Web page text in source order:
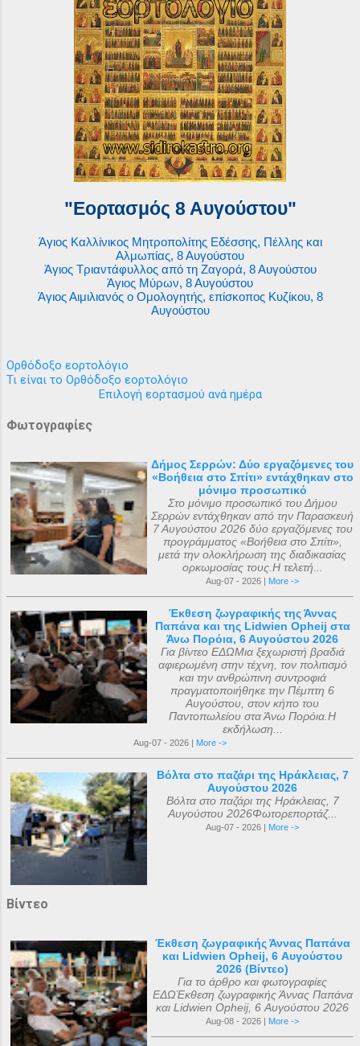
"Εορτασμός 8 Αυγούστου"
Άγιος Καλλίνικος Μητροπολίτης Εδέσσης, Πέλλης και
Αλμωπίας, 8 Αυγούστου
Άγιος Τριαντάφυλλος από τη Ζαγορά, 8 Αυγούστου
Άγιος Μύρων, 8 Αυγούστου
Άγιος Αιμιλιανός ο Ομολογητής, επίσκοπος Κυζίκου, 8
Αυγούστου
Ορθόδοξο εορτολόγιο
Τι είναι το Ορθόδοξο εορτολόγιο
Επιλογή εορτασμού ανά ημέρα
Φωτογραφίες
Δήμος Σερρών: Δύο εργαζόμενες του
«Βοήθεια στο Σπίτι» εντάχθηκαν στο
μόνιμο προσωπικό
Στο μόνιμο προσωπικό του Δήμου
Σερρών εντάχθηκαν από την Παρασκευή
7 Αυγούστου 2026 δύο εργαζόμενες του
προγράμματος «Βοήθεια στο Σπίτι»,
μετά την ολοκλήρωση της διαδικασίας
ορκωμοσίας τους.Η τελετή...
Aug-07 - 2026 | More ->
Έκθεση ζωγραφικής της Άννας
Παπάνα και της Lidwien Opheij στα
Άνω Πορόια, 6 Αυγούστου 2026
Για βίντεο ΕΔΩΜια ξεχωριστή βραδιά
αφιερωμένη στην τέχνη, τον πολιτισμό
και την ανθρώπινη συντροφιά
πραγματοποιήθηκε την Πέμπτη 6
Αυγούστου, στον κήπο του
Παντοπωλείου στα Άνω Πορόια.Η
εκδήλωση...
Aug-07 - 2026 | More ->
Βόλτα στο παζάρι της Ηράκλειας, 7
Αυγούστου 2026
Βόλτα στο παζάρι της Ηράκλειας, 7
Αυγούστου 2026Φωτορεπορτάζ...
Aug-07 - 2026 | More ->
Βίντεο
Έκθεση ζωγραφικής Άννας Παπάνα
και Lidwien Opheij, 6 Αυγούστου
2026 (Βίντεο)
Για το άρθρο και φωτογραφίες
ΕΔΩΈκθεση ζωγραφικής Άννας Παπάνα
και Lidwien Opheij, 6 Αυγούστου 2026
Aug-08 - 2026 | More ->